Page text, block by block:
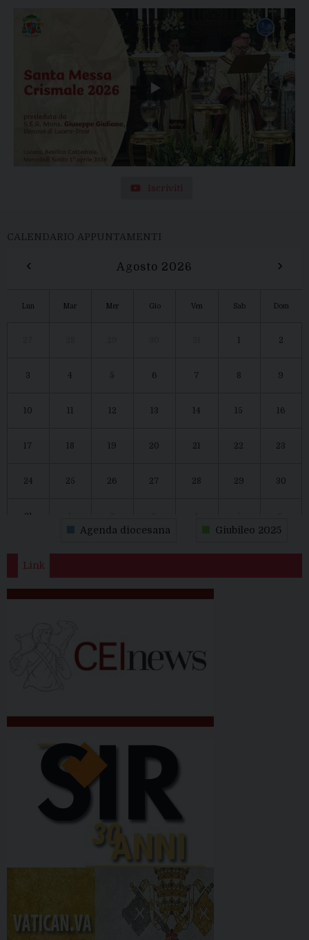
Iscriviti
CALENDARIO APPUNTAMENTI
‹ Agosto 2026 ›
Lun Mar Mer Gio Ven Sab Dom
2
3 4 5 6 7 8 9
10 12 13 14 15 16
17 18 19 20 21 22 23
24 25 26 27 28 29 30
31
Agenda diocesana Giubileo 2025
Link